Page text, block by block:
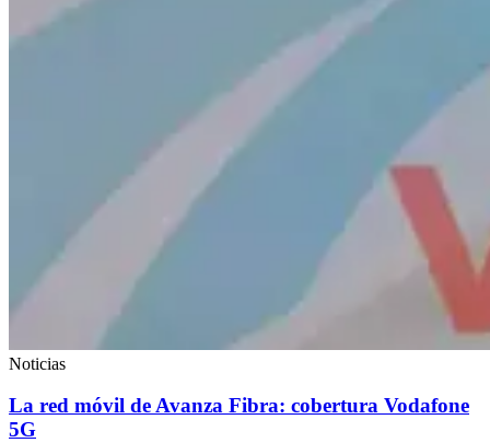
Noticias
La red móvil de Avanza Fibra: cobertura Vodafone
5G